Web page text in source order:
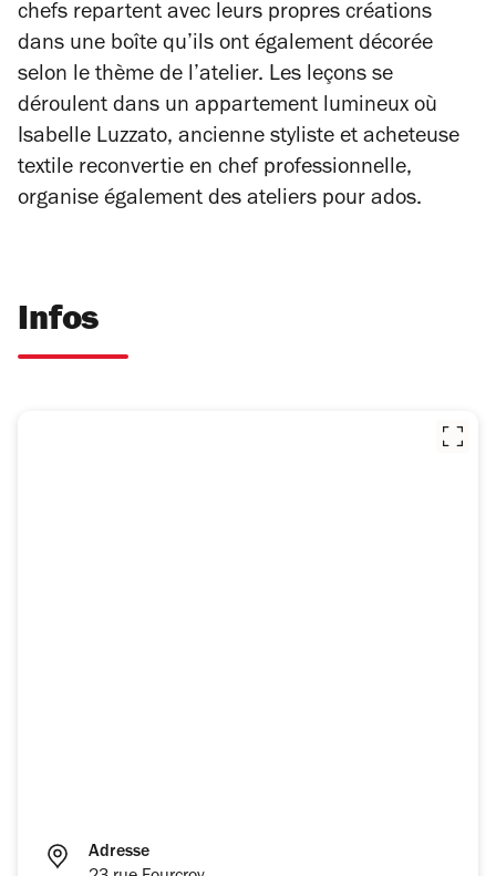
chefs repartent avec leurs propres créations
dans une boîte qu’ils ont également décorée
selon le thème de l’atelier. Les leçons se
déroulent dans un appartement lumineux où
Isabelle Luzzato, ancienne styliste et acheteuse
textile reconvertie en chef professionnelle,
organise également des ateliers pour ados.
Infos
Adresse